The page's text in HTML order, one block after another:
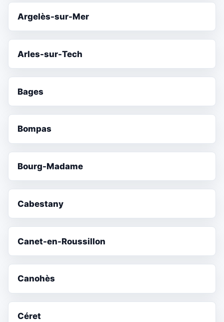
Argelès-sur-Mer
Arles-sur-Tech
Bages
Bompas
Bourg-Madame
Cabestany
Canet-en-Roussillon
Canohès
Céret